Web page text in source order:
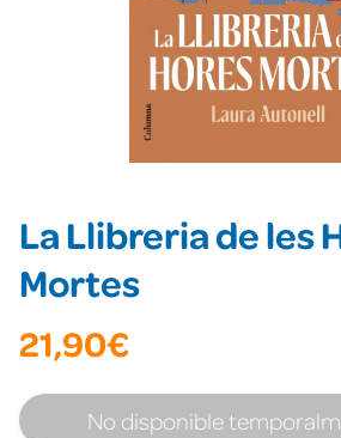
La Llibreria de les
Mortes
21,90€
No disponible